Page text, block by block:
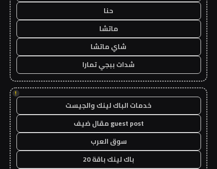
حنا
ماتشا
شاي ماتشا
شدات ببجي تمارا
!
خدمات الباك لينك والجيست
guest post مقال ضيف
سوق العرب
باك لينك باقة 20